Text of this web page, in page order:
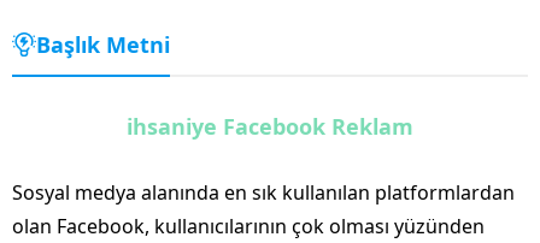
Başlık Metni
ihsaniye Facebook Reklam
Sosyal medya alanında en sık kullanılan platformlardan
olan Facebook, kullanıcılarının çok olması yüzünden